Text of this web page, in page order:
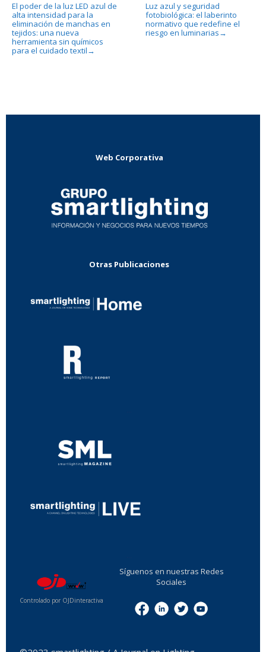
El poder de la luz LED azul de
alta intensidad para la
eliminación de manchas en
tejidos: una nueva
herramienta sin químicos
para el cuidado textil →
Luz azul y seguridad
fotobiológica: el laberinto
normativo que redefine el
riesgo en luminarias →
Web Corporativa
Otras Publicaciones
Controlado por OJDinteractiva
Síguenos en nuestras Redes
Sociales